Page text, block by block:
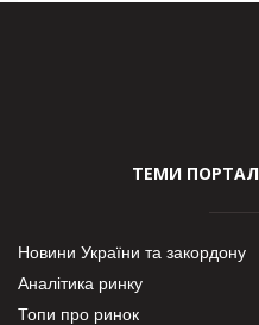
ТЕМИ
Новини України та закордону
Аналітика ринку
Топи про ринок